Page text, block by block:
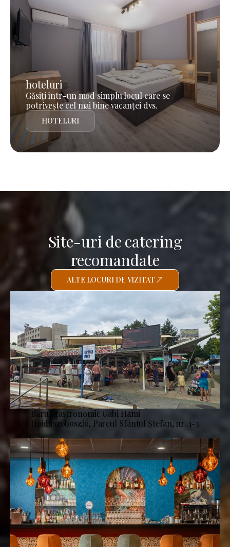
hoteluri
Găsiți într-un mod simplu locul care se
potrivește cel mai bine vacanței dvs.
HOTELURI
Site-uri de catering
recomandate
ALTE LOCURI DE VIZITAT
Barul gastronomic Gabi Hami
Hajdúszoboszló, Parcul Sfântul Ștefan, nr. 1-3